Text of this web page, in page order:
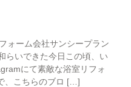
ォーム会社サンシープラン
らいできた今日この頃、い
にて素敵な浴室リフォ
、こちらのブロ […]